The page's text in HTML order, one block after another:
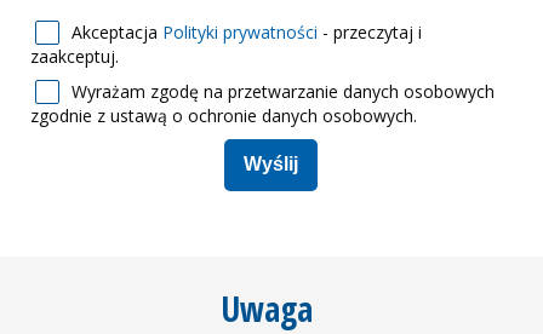
Akceptacja Polityki prywatności - przeczytaj i
zaakceptuj.
Wyrażam zgodę na przetwarzanie danych osobowych
zgodnie z ustawą o ochronie danych osobowych.
Uwaga